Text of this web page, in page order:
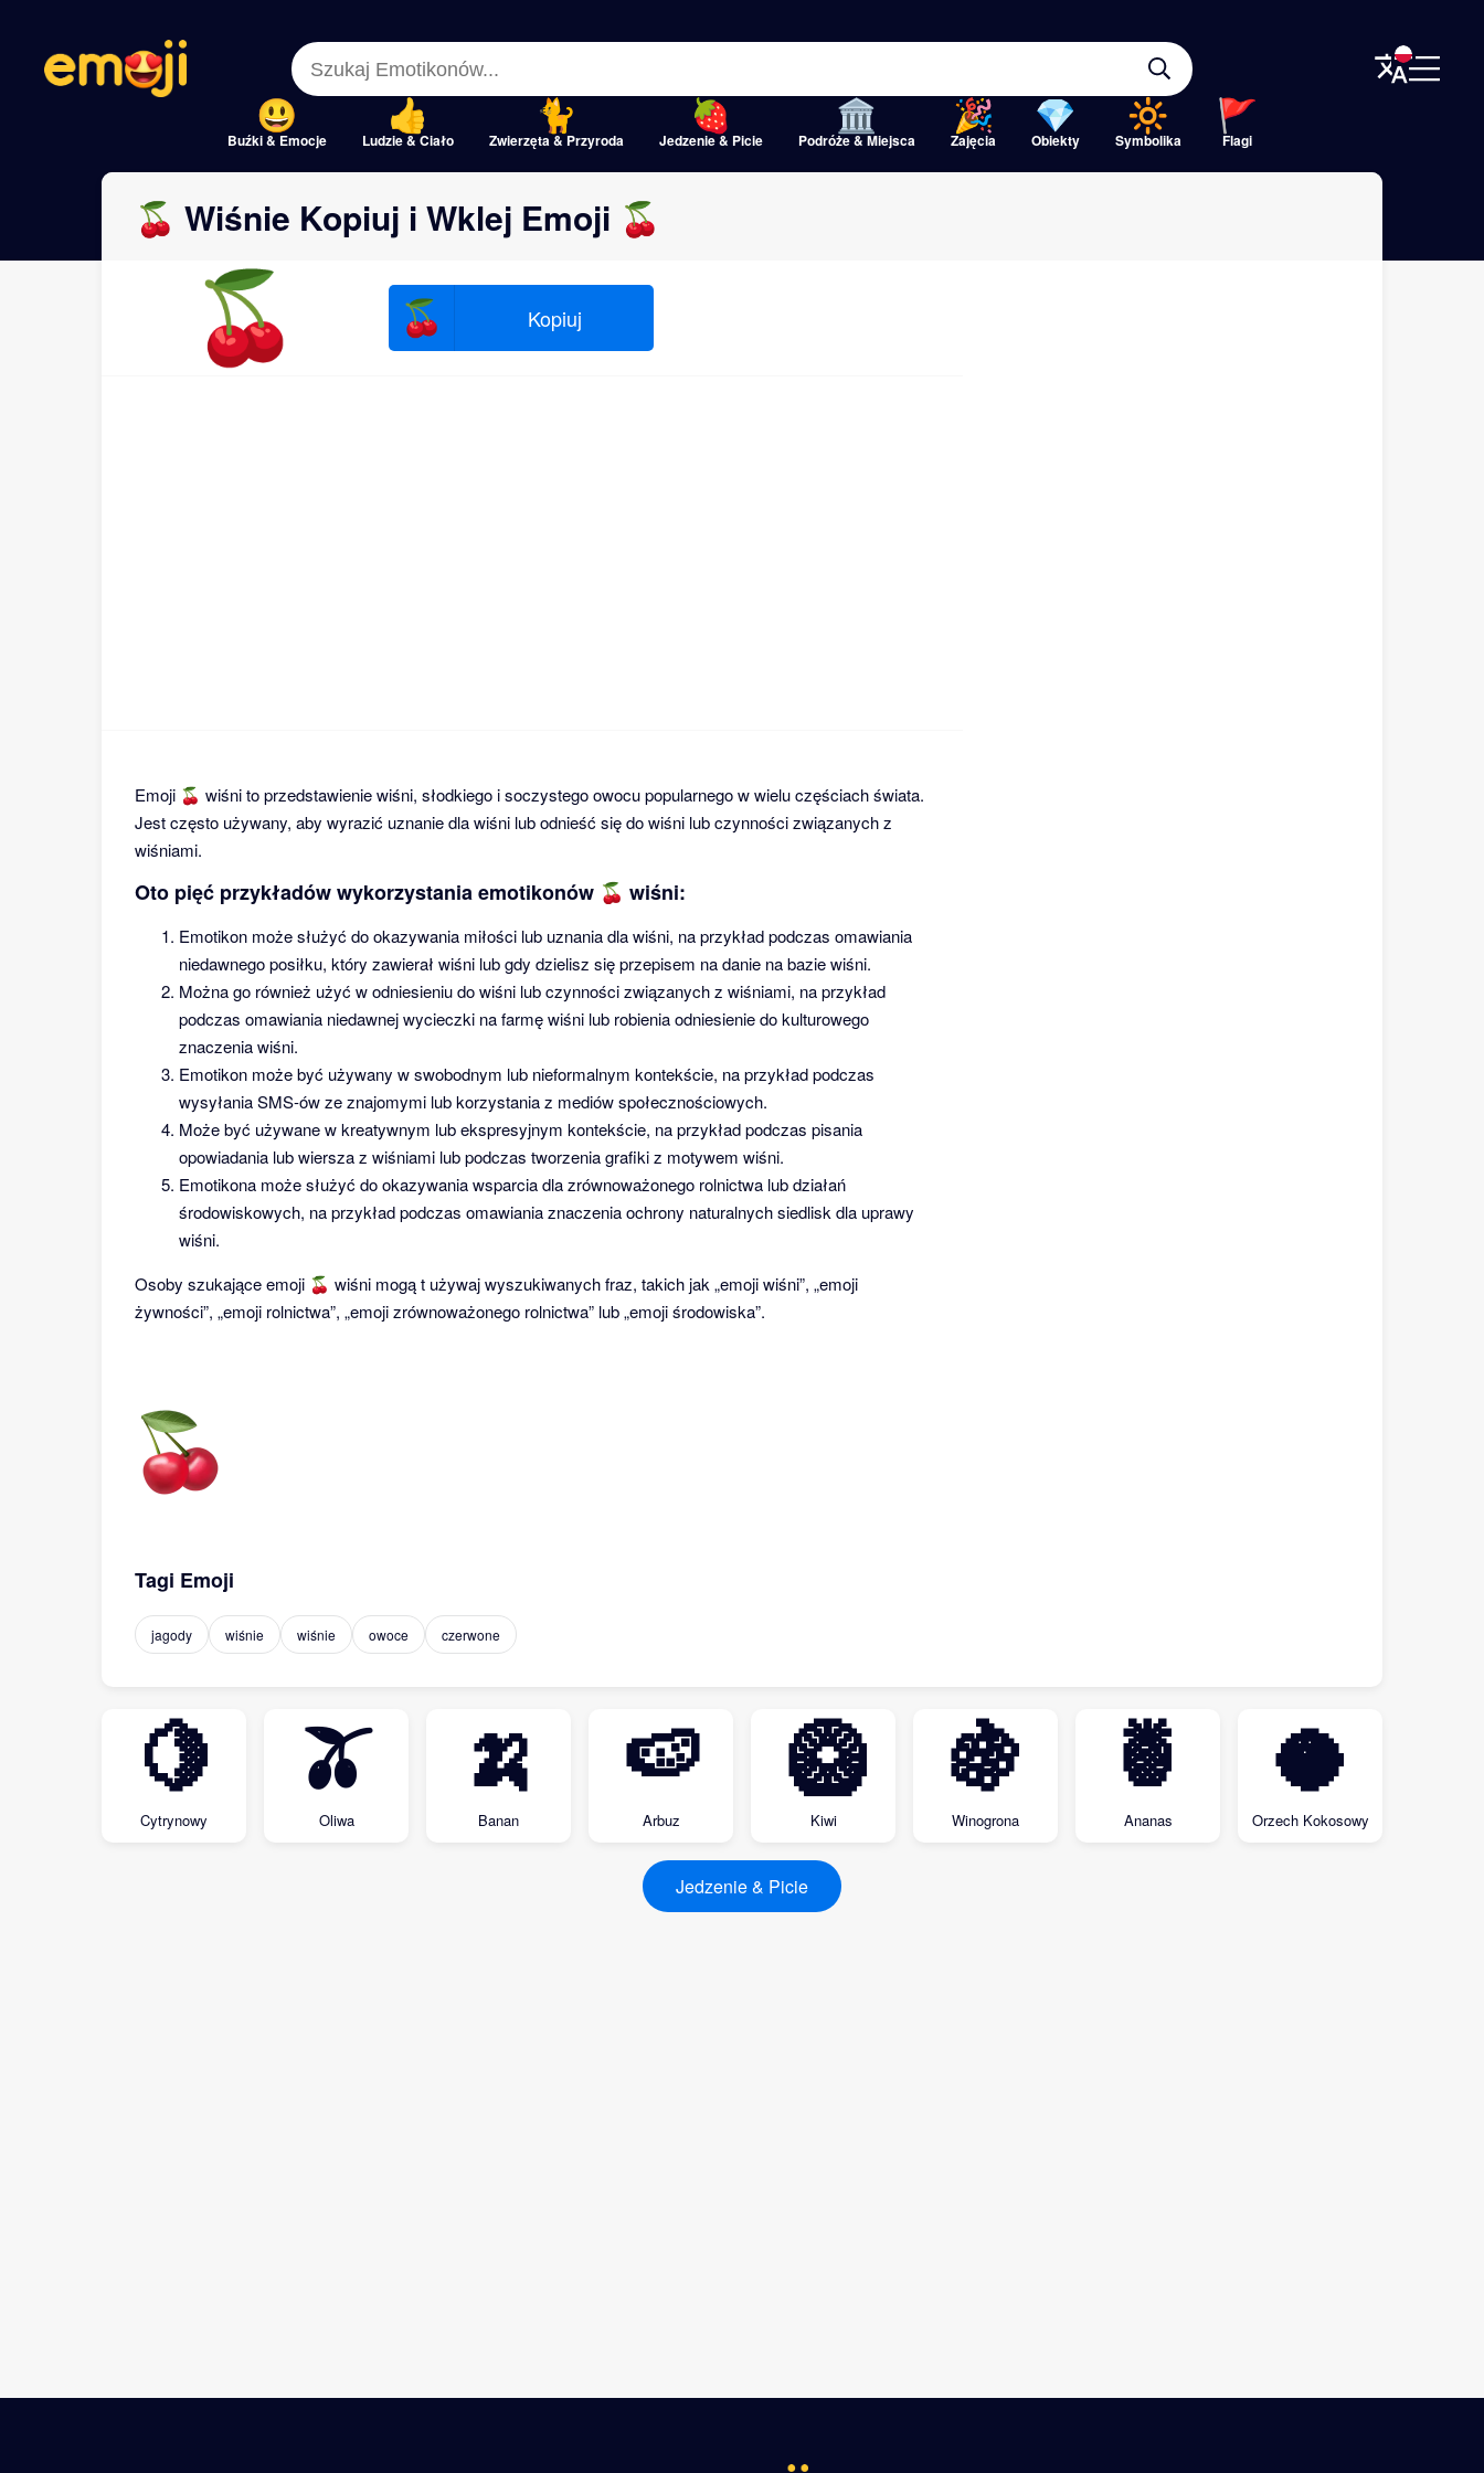
Buźki & Emocje Ludzie & Ciało Zwierzęta & Przyroda Jedzenie & Picie Podróże & Miejsca Zajęcia Obiekty Symbolika Flagi
Close
Close
🍒 Wiśnie Kopiuj i Wklej Emoji 🍒
🍒 🍒 Kopiuj
Emoji 🍒 wiśni to przedstawienie wiśni, słodkiego i soczystego owocu popularnego w wielu częściach świata.
Jest często używany, aby wyrazić uznanie dla wiśni lub odnieść się do wiśni lub czynności związanych z
wiśniami.
Oto pięć przykładów wykorzystania emotikonów 🍒 wiśni:
Emotikon może służyć do okazywania miłości lub uznania dla wiśni, na przykład podczas omawiania
niedawnego posiłku, który zawierał wiśni lub gdy dzielisz się przepisem na danie na bazie wiśni.
Można go również użyć w odniesieniu do wiśni lub czynności związanych z wiśniami, na przykład
podczas omawiania niedawnej wycieczki na farmę wiśni lub robienia odniesienie do kulturowego
znaczenia wiśni.
Emotikon może być używany w swobodnym lub nieformalnym kontekście, na przykład podczas
wysyłania SMS-ów ze znajomymi lub korzystania z mediów społecznościowych.
Może być używane w kreatywnym lub ekspresyjnym kontekście, na przykład podczas pisania
opowiadania lub wiersza z wiśniami lub podczas tworzenia grafiki z motywem wiśni.
Emotikona może służyć do okazywania wsparcia dla zrównoważonego rolnictwa lub działań
środowiskowych, na przykład podczas omawiania znaczenia ochrony naturalnych siedlisk dla uprawy
wiśni.
Osoby szukające emoji 🍒 wiśni mogą t używaj wyszukiwanych fraz, takich jak „emoji wiśni”, „emoji
żywności”, „emoji rolnictwa”, „emoji zrównoważonego rolnictwa” lub „emoji środowiska”.
Tagi Emoji
jagody wiśnie wiśnie owoce czerwone
🍋
Cytrynowy
🫒
Oliwa
🍌
Banan
🍉
Arbuz
🥝
Kiwi
🍇
Winogrona
🍍
Ananas
🥥
Orzech Kokosowy
Jedzenie & Picie